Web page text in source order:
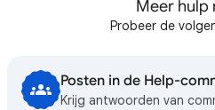
Meer hulp
Probeer de
Posten in de Help-
Krijg antwoorden van